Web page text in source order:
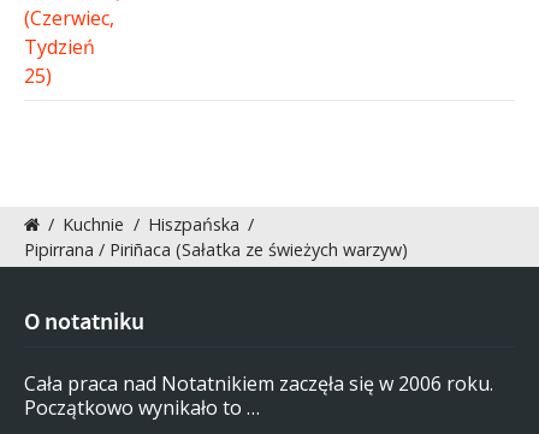
/ Kuchnie / Hiszpańska /
Pipirrana / Piriñaca (Sałatka ze świeżych warzyw)
O notatniku
Cała praca nad Notatnikiem zaczęła się w 2006 roku.
Początkowo wynikało to …